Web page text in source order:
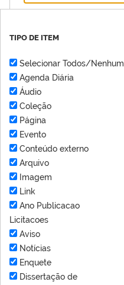
TIPO DE ITEM
Selecionar Todos/Nenhum
Agenda Diária
Áudio
Coleção
Página
Evento
Conteúdo externo
Arquivo
Imagem
Link
Ano Publicacao
Licitacoes
Aviso
Notícias
Enquete
Dissertação de